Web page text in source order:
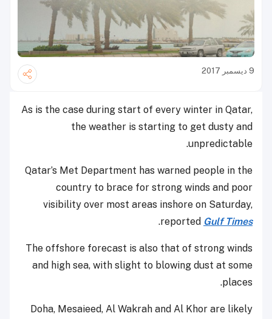
9 ديسمبر 2017
As is the case during start of every winter in Qatar,
the weather is starting to get dusty and
unpredictable.
Qatar’s Met Department has warned people in the
country to brace for strong winds and poor
visibility over most areas inshore on Saturday,
reported Gulf Times
.
The offshore forecast is also that of strong winds
and high sea, with slight to blowing dust at some
places.
Doha, Mesaieed, Al Wakrah and Al Khor are likely